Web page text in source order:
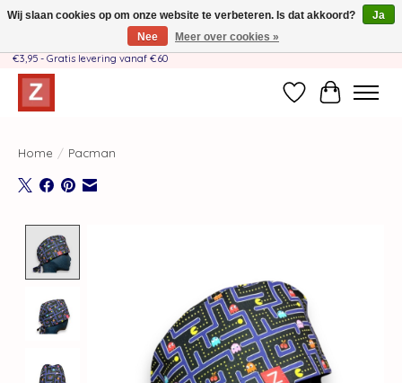
Handgemaakt door moeder-dochterteam❤️ - Verzendkosten BE & NL SLECHTS
€3,95 - Gratis levering vanaf €60
Verlanglijst
Home / Pacman
Wij slaan cookies op om onze website te verbeteren. Is dat akkoord?
Ja
Nee
Meer over cookies »